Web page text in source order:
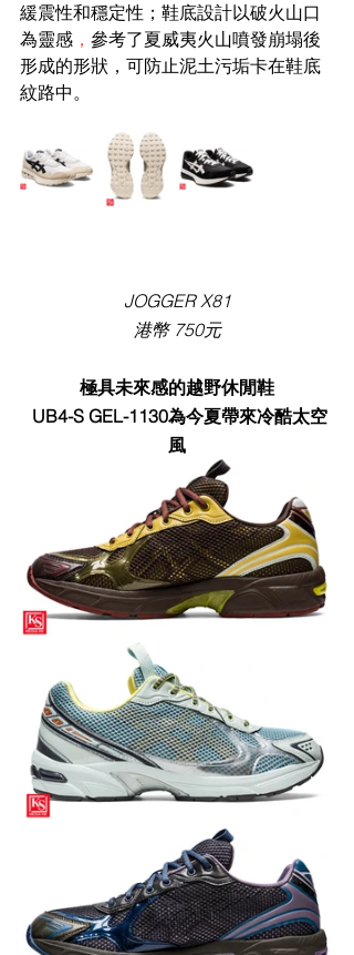
緩震性和穩定性；鞋底設計以破火山口
為靈感 ， 參考了夏威夷火山噴發崩塌後
形成的形狀，可防止泥土污垢卡在鞋底
紋路中。
JOGGER X81
港幣 750元
極具未來感的越野休閒鞋
風